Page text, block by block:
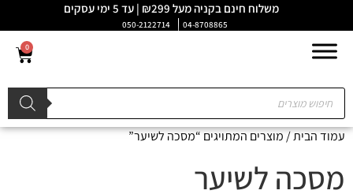
משלוח חינם בקניה מעל ₪299 | עד 5 ימי עסקים
04-8708865
050-2122714
0
עמוד הבית/ מוצרים המתויגים “מסכה לשיער”
מסכה לשיער